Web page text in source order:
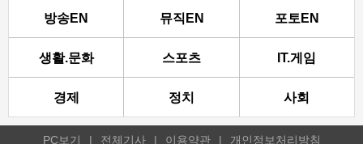
방송EN 뮤직EN 포토EN
생활.문화 스포츠 IT.게임
경제 정치 사회
PC보기 | 전체기사 | 이용약관 | 개인정보처리방침